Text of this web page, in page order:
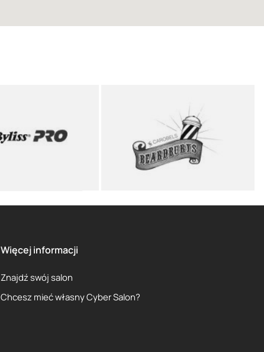
Więcej informacji
Znajdź swój salon
Chcesz mieć własny Cyber Salon?